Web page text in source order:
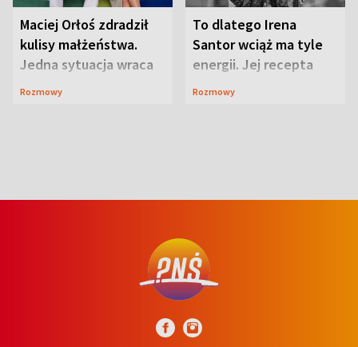
Maciej Orłoś zdradził
kulisy małżeństwa.
Jedna sytuacja wraca
jak bumerang
Rozmowy
To dlatego Irena
Santor wciąż ma tyle
energii. Jej recepta
jest zaskakująco
Rozmowy